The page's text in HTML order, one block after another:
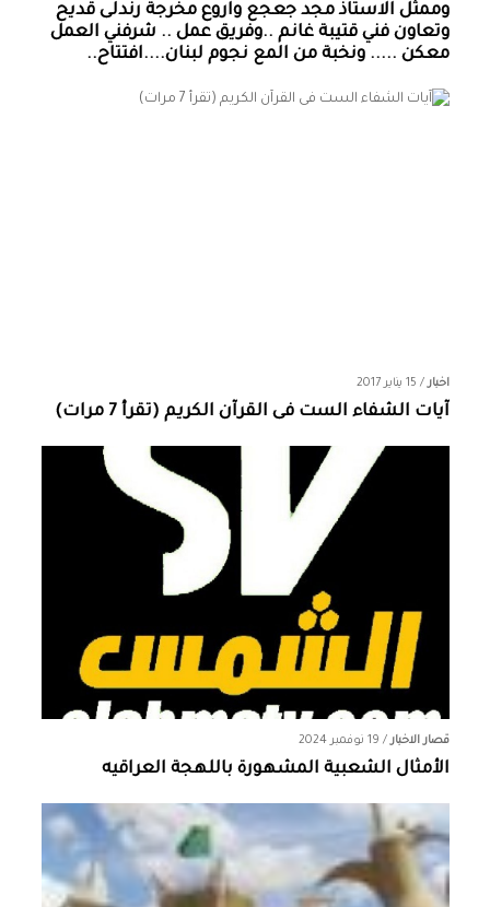
وممثل الاستاذ مجد جعجع واروع مخرجة رندلى قديح
وتعاون فني قتيبة غانم ..وفريق عمل .. شرفني العمل
معكن ..... ونخبة من المع نجوم لبنان....افتتاح..
اخبار/ 15 يناير 2017
آيات الشفاء الست فى القرآن الكريم (تقرأ 7 مرات)
قصار الاخبار/ 19 نوفمبر 2024
الأمثال الشعبية المشهورة باللهجة العراقيه